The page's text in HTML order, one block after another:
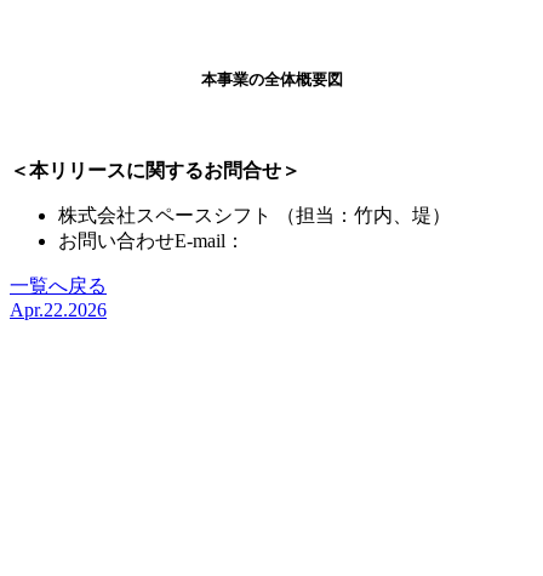
本事業の全体概要図
＜本リリースに関するお問合せ＞
株式会社スペースシフト （担当：竹内、堤）
お問い合わせE-mail：
一覧へ戻る
Apr.22.2026